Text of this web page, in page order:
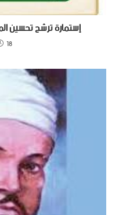
إستمارة ترشح تحسين
18 يناير 2024